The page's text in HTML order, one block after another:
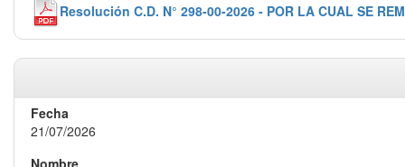
Resolución C.D. N° 298-00-2026 - POR LA CUAL SE
21/07/2026